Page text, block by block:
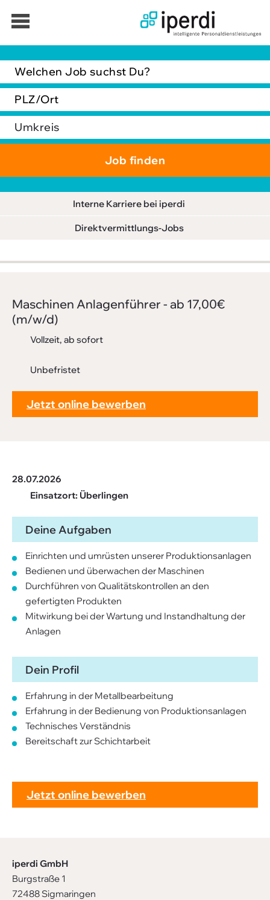
Interne Karriere bei iperdi
Direktvermittlungs-Jobs
Maschinen Anla­gen­führer - ab 17,00€
(m/w/d)
Vollzeit, ab sofort
Unbefristet
Jetzt online bewerben
28.07.2026
Einsatzort: Überlingen
Deine Aufgaben
Einrichten und umrüsten unserer Produktionsanlagen
Bedienen und überwachen der Maschinen
Durchführen von Qualitätskontrollen an den
gefertigten Produkten
Mitwirkung bei der Wartung und Instandhaltung der
Anlagen
Dein Profil
Erfahrung in der Metallbearbeitung
Erfahrung in der Bedienung von Produktionsanlagen
Technisches Verständnis
Bereitschaft zur Schichtarbeit
Jetzt online bewerben
iperdi GmbH
Burgstraße 1
72488 Sigmaringen
Jobbörse
Bewerber
Unternehmen
Über iperdi
AGB
FAQ
Sitemap
Datenschutz